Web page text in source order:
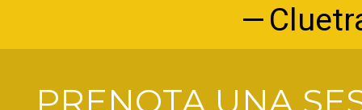
PRENOTA UNA